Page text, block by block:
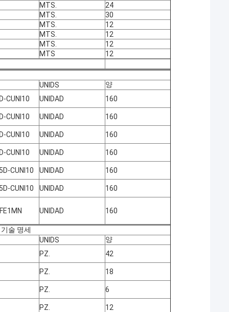
MTS.
24
MTS.
30
MTS.
12
MTS.
12
MTS.
12
MTS
12
UNIDS
양
CUNI10 UNIDAD 160
CUNI10 UNIDAD 160
CUNI10 UNIDAD 160
CUNI10 UNIDAD 160
CUNI10 UNIDAD 160
CUNI10 UNIDAD 160
UNIDAD 160
술 명세
UNIDS
양
PZ. 42
PZ. 18
PZ. 6
PZ. 12